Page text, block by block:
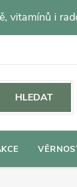
vitamínů i
HLEDAT